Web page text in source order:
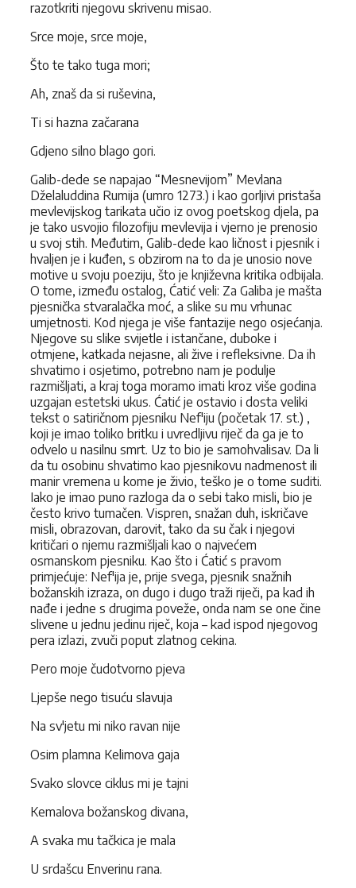
razotkriti njegovu skrivenu misao.
Srce moje, srce moje,
Što te tako tuga mori;
Ah, znaš da si ruševina,
Ti si hazna začarana
Gdjeno silno blago gori.
Galib-dede se napajao “Mesnevijom” Mevlana
Dželaluddina Rumija (umro 1273.) i kao gorljivi pristaša
mevlevijskog tarikata učio iz ovog poetskog djela, pa
je tako usvojio filozofiju mevlevija i vjerno je prenosio
u svoj stih. Međutim, Galib-dede kao ličnost i pjesnik i
hvaljen je i kuđen, s obzirom na to da je unosio nove
motive u svoju poeziju, što je književna kritika odbijala.
O tome, između ostalog, Ćatić veli: Za Galiba je mašta
pjesnička stvaralačka moć, a slike su mu vrhunac
umjetnosti. Kod njega je više fantazije nego osjećanja.
Njegove su slike svijetle i istančane, duboke i
otmjene, katkada nejasne, ali žive i refleksivne. Da ih
shvatimo i osjetimo, potrebno nam je podulje
razmišljati, a kraj toga moramo imati kroz više godina
uzgajan estetski ukus. Ćatić je ostavio i dosta veliki
tekst o satiričnom pjesniku Nef'iju (početak 17. st.) ,
koji je imao toliko britku i uvredljivu riječ da ga je to
odvelo u nasilnu smrt. Uz to bio je samohvalisav. Da li
da tu osobinu shvatimo kao pjesnikovu nadmenost ili
manir vremena u kome je živio, teško je o tome suditi.
Iako je imao puno razloga da o sebi tako misli, bio je
često krivo tumačen. Vispren, snažan duh, iskričave
misli, obrazovan, darovit, tako da su čak i njegovi
kritičari o njemu razmišljali kao o najvećem
osmanskom pjesniku. Kao što i Ćatić s pravom
primjećuje: Nef'ija je, prije svega, pjesnik snažnih
božanskih izraza, on dugo i dugo traži riječi, pa kad ih
nađe i jedne s drugima poveže, onda nam se one čine
slivene u jednu jedinu riječ, koja – kad ispod njegovog
pera izlazi, zvuči poput zlatnog cekina.
Pero moje čudotvorno pjeva
Ljepše nego tisuću slavuja
Na sv'jetu mi niko ravan nije
Osim plamna Kelimova gaja
Svako slovce ciklus mi je tajni
Kemalova božanskog divana,
A svaka mu tačkica je mala
U srdašcu Enverinu rana.